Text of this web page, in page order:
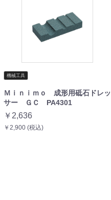
機械工具
Ｍｉｎｉｍｏ 成形用砥石ドレッ
サー ＧＣ PA4301
￥2,636
￥2,900 (税込)